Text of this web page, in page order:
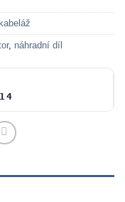
, náhradní díl